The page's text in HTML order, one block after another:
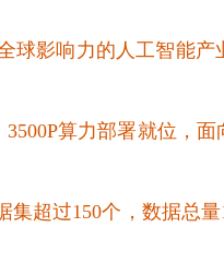
球影响力的人工智能产
算力部署就位，
超过150个，数据总量